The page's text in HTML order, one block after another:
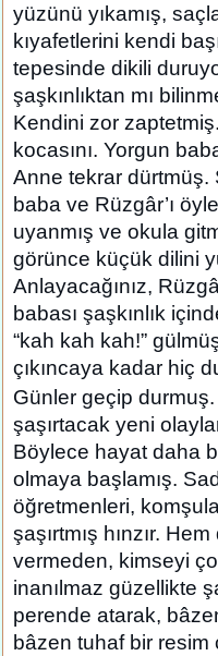
yüzünü yıkamış,
kıyafetlerini kendi
tepesinde dikili
şaşkınlıktan mı
Kendini zor
kocasını. Yorgun
Anne tekrar dürtmüş.
baba ve Rüzgâr’ı
uyanmış ve okula
görünce küçük dilini
Anlayacağınız,
babası şaşkınlık
“kah kah kah!”
çıkıncaya kadar hiç
Günler geçip
şaşırtacak yeni
Böylece hayat daha
olmaya başlamış.
öğretmenleri,
şaşırtmış hınzır.
vermeden, kimseyi
inanılmaz güzellikte
perende atarak,
bâzen tuhaf bir